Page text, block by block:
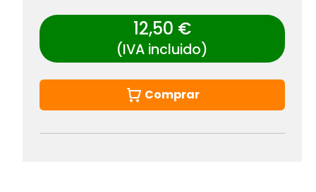
12,50 €
(IVA incluido)
Comprar